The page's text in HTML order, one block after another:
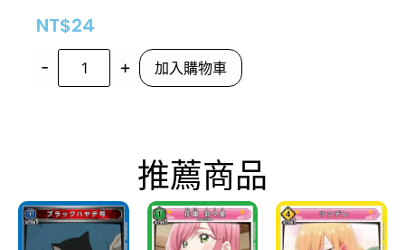
NT$24
- + 加入購物車
推薦商品